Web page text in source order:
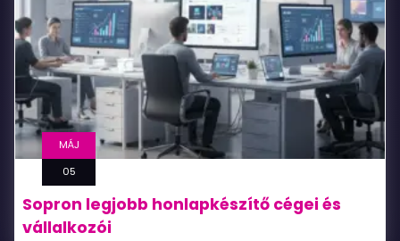
MÁJ
05
Sopron legjobb honlapkészítő cégei és
vállalkozói